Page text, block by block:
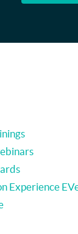
Experience